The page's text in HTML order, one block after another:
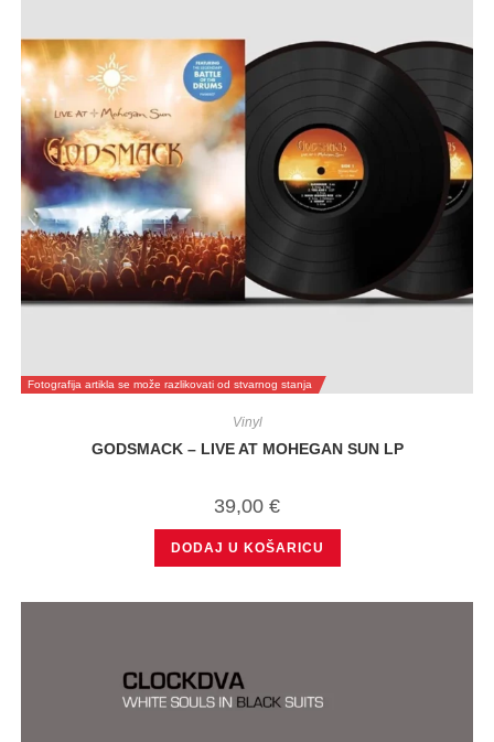
Fotografija artikla se može razlikovati od stvarnog stanja
Vinyl
GODSMACK – LIVE AT MOHEGAN SUN LP
39,00 €
DODAJ U KOŠARICU